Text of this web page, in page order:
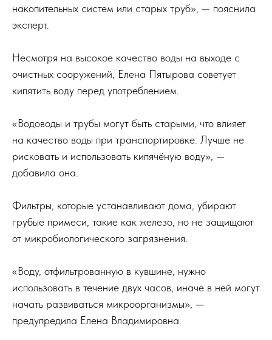
накопительных систем или старых труб», — пояснила
эксперт.
Несмотря на высокое качество воды на выходе с
очистных сооружений, Елена Пятырова советует
кипятить воду перед употреблением.
«Водоводы и трубы могут быть старыми, что влияет
на качество воды при транспортировке. Лучше не
рисковать и использовать кипячёную воду», —
добавила она.
Фильтры, которые устанавливают дома, убирают
грубые примеси, такие как железо, но не защищают
от микробиологического загрязнения.
«Воду, отфильтрованную в кувшине, нужно
использовать в течение двух часов, иначе в ней могут
начать развиваться микроорганизмы», —
предупредила Елена Владимировна.